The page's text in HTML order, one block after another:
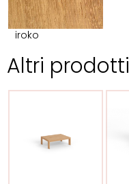
iroko
Altri prodotti